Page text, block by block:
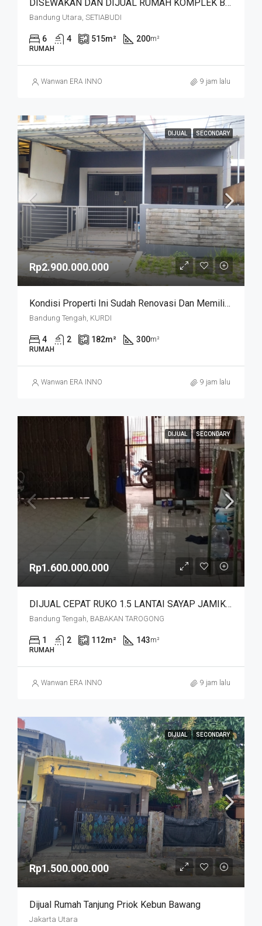
DISEWAKAN DAN DIJUAL RUMAH KOMPLEK BUDISARI HEGARMANAH SETIABUDI DKT SECAPA AD DAN YOGYA SUPERMARKET BANDUNG KOTA
Bandung Utara, SETIABUDI
6 4 515m² 200m²
RUMAH
Wanwan ERA INNO 9 jam lalu
DIJUAL SECONDARY
Rp2.900.000.000
Kondisi Properti Ini Sudah Renovasi Dan Memiliki Desain Scandinavian Yang Menambah Daya Tarik Dan Estetika Properti Ini. Rumah Ini Berada Di Area Perumahan/komplek. Kurdi Timur
Bandung Tengah, KURDI
4 2 182m² 300m²
RUMAH
Wanwan ERA INNO 9 jam lalu
DIJUAL SECONDARY
Rp1.600.000.000
DIJUAL CEPAT RUKO 1.5 LANTAI SAYAP JAMIKA MASUK HNYA 30 MTR DR JALAN MAIN ROAD JAMIKA HARGA MURAHHH. JL BABAKAN TAROGONG
Bandung Tengah, BABAKAN TAROGONG
1 2 112m² 143m²
RUMAH
Wanwan ERA INNO 9 jam lalu
DIJUAL SECONDARY
Rp1.500.000.000
Dijual Rumah Tanjung Priok Kebun Bawang
Jakarta Utara